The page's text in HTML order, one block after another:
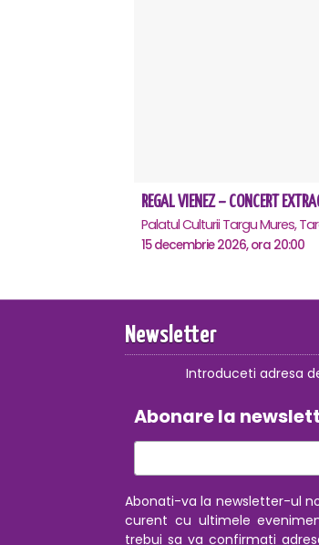
15 decembrie 2026, ora 20:00
Newsletter
Introduceti adresa
Abonare la
Abonati-va la newsletter-ul
curent cu ultimele
trebui sa va confirmati